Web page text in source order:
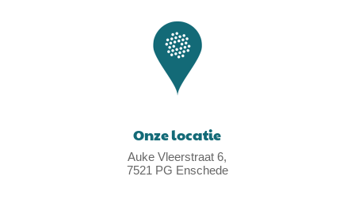
Onze locatie
Auke Vleerstraat 6,
7521 PG Enschede